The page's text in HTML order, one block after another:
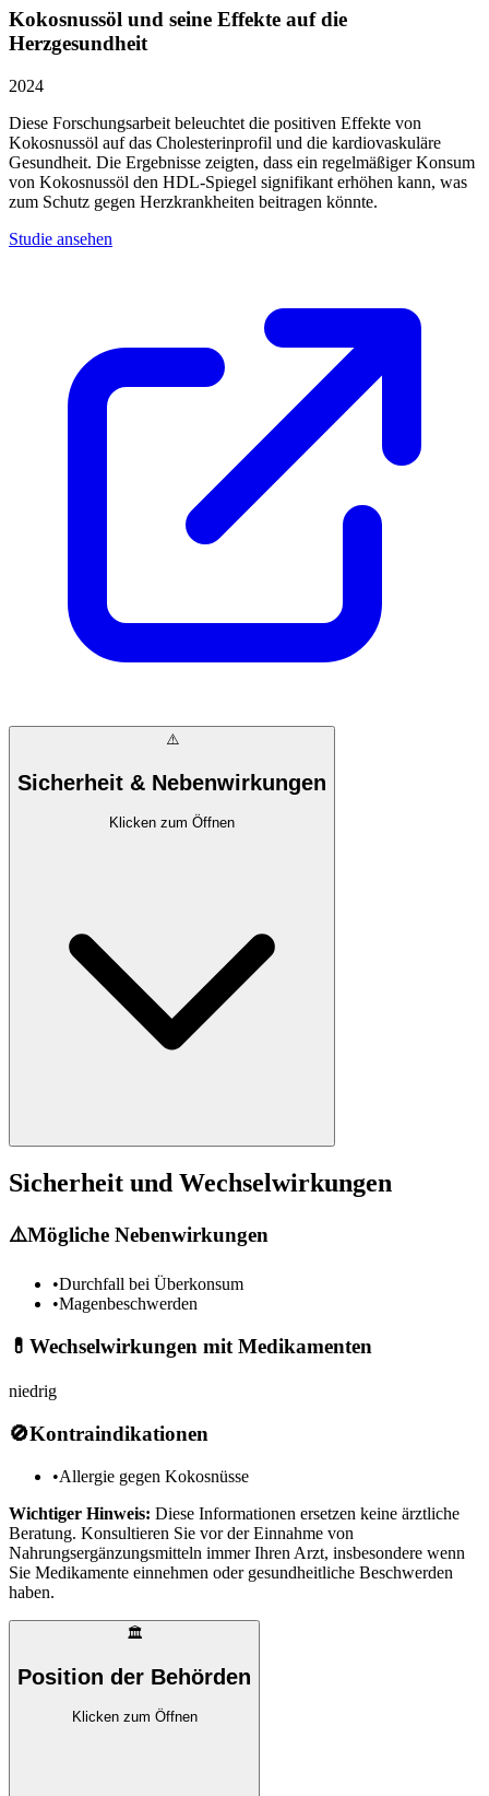
Kokosnussöl und seine Effekte auf die
Herzgesundheit
2024
Diese Forschungsarbeit beleuchtet die positiven Effekte von
Kokosnussöl auf das Cholesterinprofil und die kardiovaskuläre
Gesundheit. Die Ergebnisse zeigten, dass ein regelmäßiger Konsum
von Kokosnussöl den HDL-Spiegel signifikant erhöhen kann, was
zum Schutz gegen Herzkrankheiten beitragen könnte.
Studie ansehen
⚠️
Sicherheit & Nebenwirkungen
Klicken zum Öffnen
Sicherheit und Wechselwirkungen
⚠️Mögliche Nebenwirkungen
•Durchfall bei Überkonsum
•Magenbeschwerden
💊 Wechselwirkungen mit Medikamenten
niedrig
🚫Kontraindikationen
•Allergie gegen Kokosnüsse
Wichtiger Hinweis: Diese Informationen ersetzen keine ärztliche
Beratung. Konsultieren Sie vor der Einnahme von
Nahrungsergänzungsmitteln immer Ihren Arzt, insbesondere wenn
Sie Medikamente einnehmen oder gesundheitliche Beschwerden
haben.
🏛️
Position der Behörden
Klicken zum Öffnen